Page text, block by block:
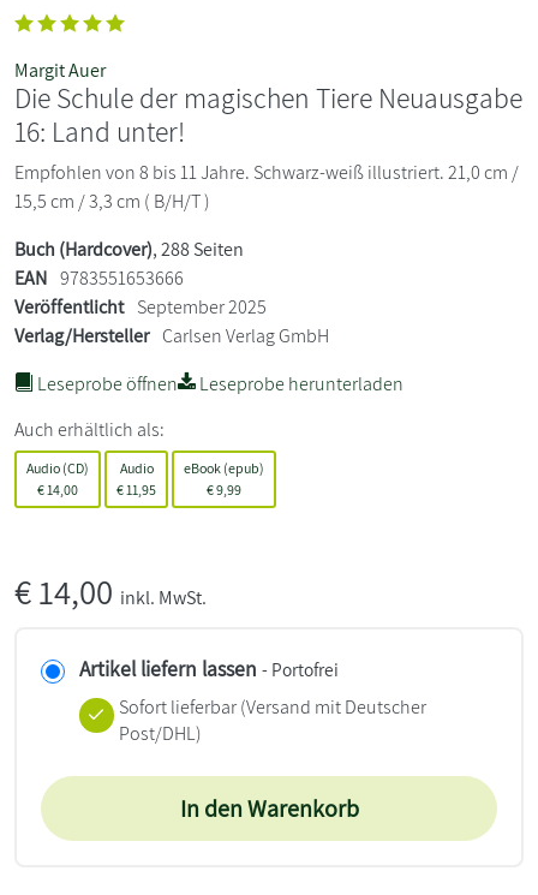
Margit Auer
Die Schule der magischen Tiere Neuausgabe
16: Land unter!
Empfohlen von 8 bis 11 Jahre. Schwarz-weiß illustriert. 21,0 cm /
15,5 cm / 3,3 cm ( B/H/T )
Buch (Hardcover), 288 Seiten
EAN 9783551653666
Veröffentlicht September 2025
Verlag/Hersteller Carlsen Verlag GmbH
Leseprobe öffnen
Leseprobe herunterladen
Auch erhältlich als:
Audio (CD)
€ 14,00
Audio
€ 11,95
eBook (epub)
€9,99
€14,00 inkl. MwSt.
Artikel liefern lassen - Portofrei
Sofort lieferbar(Versand mit Deutscher
Post/DHL)
In den Warenkorb